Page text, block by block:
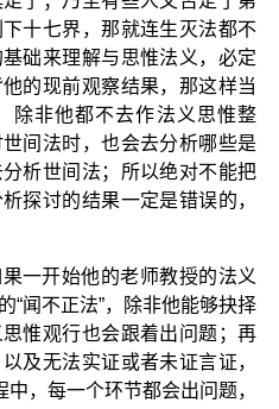
十七界，那就连生灭法都不
础来理解与思惟法义，必定
的现前观察结果，那这样当
除非他都不去作法义思惟整
间法时，也会去分析哪些是
析世间法；所以绝对不能把
探讨的结果一定是错误的，
一开始他的老师教授的法义
“闻不正法”，除非他能够抉择
惟观行也会跟着出问题；再
及无法实证或者未证言证，
中，每一个环节都会出问题，